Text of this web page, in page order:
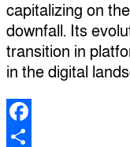
capitalizing on
downfall. Its
transition in
in the digital
Facebook